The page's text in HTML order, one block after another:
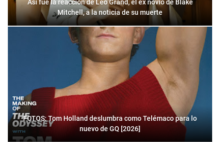
Así fue la reacción de Leo Grand, el ex novio de Blake
Mitchell, a la noticia de su muerte
FOTOS: Tom Holland deslumbra como Telémaco para lo
nuevo de GQ [2026]